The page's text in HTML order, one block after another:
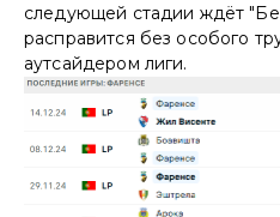
следующей стадии ждёт
расправится без особого
аутсайдером лиги.